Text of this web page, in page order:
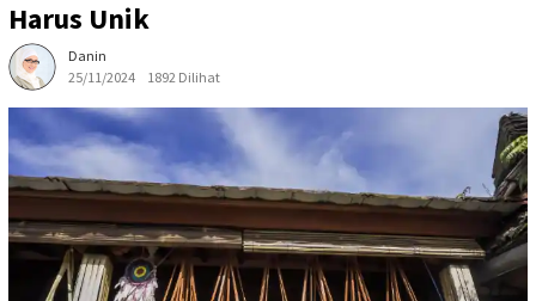
Harus Unik
Danin
25/11/2024
1892 Dilihat